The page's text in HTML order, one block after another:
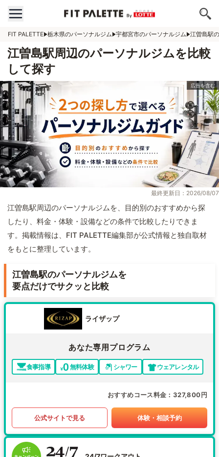
FIT PALETTE 栃木県のパーソナルジム 宇都宮市のパーソナルジム 江曽島駅
江曽島駅周辺のパーソナルジムを比較
して探す
最終更新日：2026/08/07
江曽島駅周辺のパーソナルジムを、目的別のおすすめから探
したり、料金・体験・設備などの条件で比較したりできま
す。掲載情報は、FIT PALETTE編集部が公式情報と独自取材
をもとに整理しています。
江曽島駅のパーソナルジムを
要点だけでサクッと比較
ライザップ
あなた専用プログラム
食事指導 無料体験 シャワー ウェアレンタル
おすすめコース料金 327,800円
公式サイトで見る 体験・相談予約